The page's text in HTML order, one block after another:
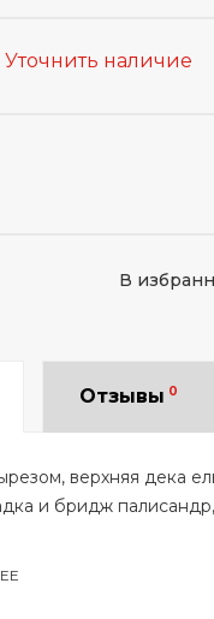
Уточнить наличие
В
Отзывы 0
верхняя дека
и бридж